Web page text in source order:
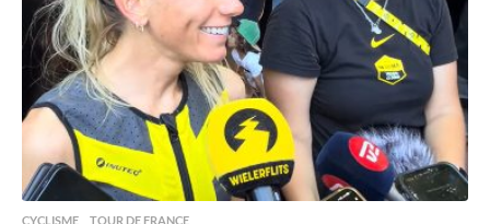
CYCLISME ,TOUR DE FRANCE